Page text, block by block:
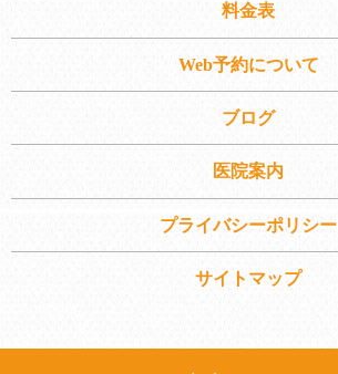
料金表
Web予約について
ブログ
医院案内
プライバシーポリシー
サイトマップ